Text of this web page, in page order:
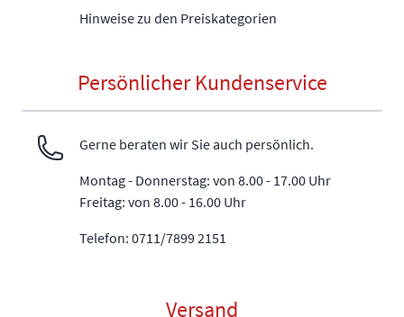
Hinweise zu den Preiskategorien
Persönlicher Kundenservice
Gerne beraten wir Sie auch persönlich.
Montag - Donnerstag: von 8.00 - 17.00 Uhr
Freitag: von 8.00 - 16.00 Uhr
Telefon: 0711/7899 2151
Versand